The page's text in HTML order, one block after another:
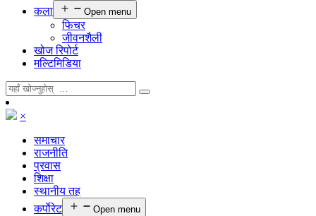
कला
Open menu
फिचर
जीवनशैली
खोज रिपोर्ट
मल्टिमिडिया
×
समाचार
राजनीति
प्रवास
शिक्षा
स्थानीय तह
कर्पाेरेट
Open menu